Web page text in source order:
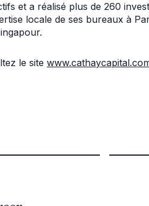
et a réalisé plus de 260
locale de ses bureaux à
le site